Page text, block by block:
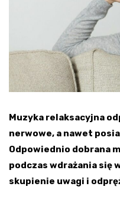
Muzyka relaksacyjna
nerwowe, a nawet
Odpowiednio dobrana
podczas wdrażania się
skupienie uwagi i